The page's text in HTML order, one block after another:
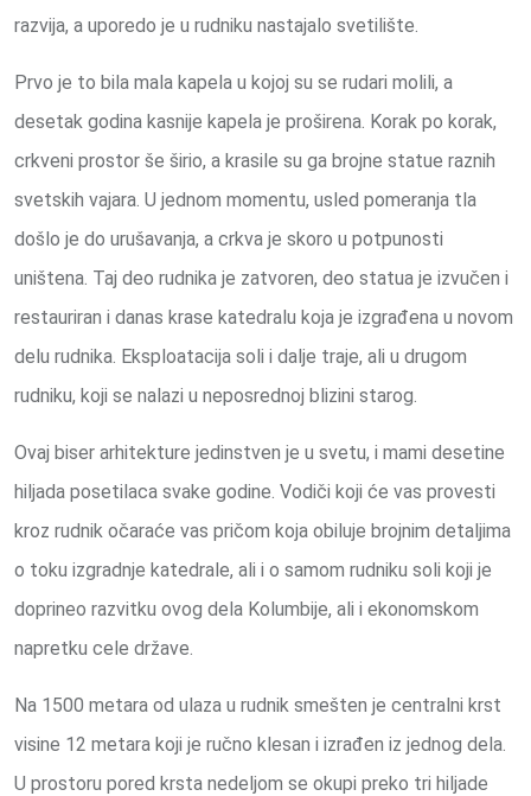
razvija, a uporedo je u rudniku nastajalo svetilište.
Prvo je to bila mala kapela u kojoj su se rudari molili, a
desetak godina kasnije kapela je proširena. Korak po korak,
crkveni prostor še širio, a krasile su ga brojne statue raznih
svetskih vajara. U jednom momentu, usled pomeranja tla
došlo je do urušavanja, a crkva je skoro u potpunosti
uništena. Taj deo rudnika je zatvoren, deo statua je izvučen i
restauriran i danas krase katedralu koja je izgrađena u novom
delu rudnika. Eksploatacija soli i dalje traje, ali u drugom
rudniku, koji se nalazi u neposrednoj blizini starog.
Ovaj biser arhitekture jedinstven je u svetu, i mami desetine
hiljada posetilaca svake godine. Vodiči koji će vas provesti
kroz rudnik očaraće vas pričom koja obiluje brojnim detaljima
o toku izgradnje katedrale, ali i o samom rudniku soli koji je
doprineo razvitku ovog dela Kolumbije, ali i ekonomskom
napretku cele države.
Na 1500 metara od ulaza u rudnik smešten je centralni krst
visine 12 metara koji je ručno klesan i izrađen iz jednog dela.
U prostoru pored krsta nedeljom se okupi preko tri hiljade